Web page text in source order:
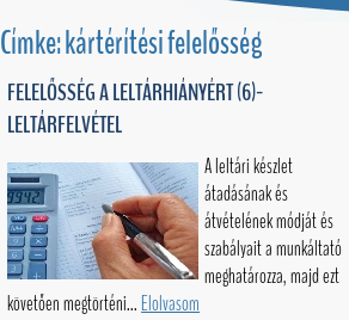
Címke: kártérítési felelősség
FELELŐSSÉG A LELTÁRHIÁNYÉRT (6)-
LELTÁRFELVÉTEL
A leltári készlet
átadásának és
átvételének módját és
szabályait a munkáltató
meghatározza, majd ezt
követően megtörténi... Elolvasom